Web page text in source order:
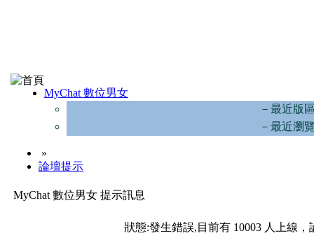
MyChat 數位男女
－最近版
－最近瀏
»
論壇提示
MyChat 數位男女 提示訊息
狀態:發生錯誤,目前有 10003 人上線